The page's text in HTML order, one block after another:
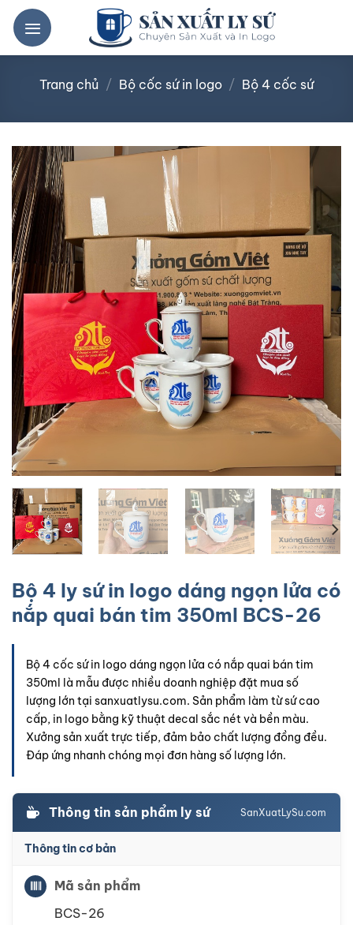
qua
Trang chủ / Bộ cốc sứ in logo / Bộ 4 cốc sứ
Bộ 4 ly sứ in logo dáng ngọn lửa có
nắp quai bán tim 350ml BCS-26
Bộ 4 cốc sứ in logo dáng ngọn lửa có nắp quai bán tim
350ml là mẫu được nhiều doanh nghiệp đặt mua số
lượng lớn tại sanxuatlysu.com. Sản phẩm làm từ sứ cao
cấp, in logo bằng kỹ thuật decal sắc nét và bền màu.
Xưởng sản xuất trực tiếp, đảm bảo chất lượng đồng đều.
Đáp ứng nhanh chóng mọi đơn hàng số lượng lớn.
Thông tin sản phẩm ly sứ SanXuatLySu.com
Thông tin cơ bản
Mã sản phẩm
BCS-26